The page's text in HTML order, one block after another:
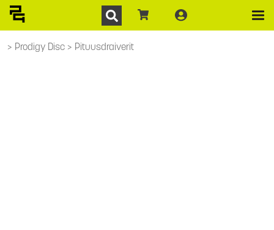
Prodigy Disc Pituusdraiverit